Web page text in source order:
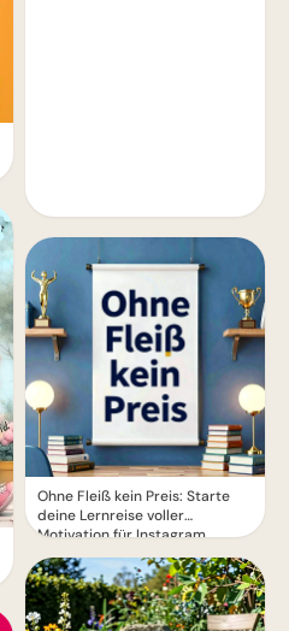
Ohne Fleiß kein Preis: Starte
deine Lernreise voller
Motivation für Instagram